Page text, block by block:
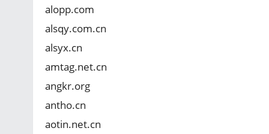
alopp.com
alsqy.com.cn
alsyx.cn
amtag.net.cn
angkr.org
antho.cn
aotin.net.cn